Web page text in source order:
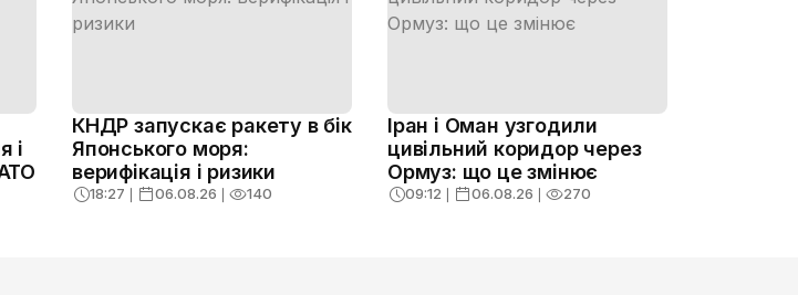
і
КНДР запускає ракету в бік
Японського моря:
верифікація і ризики
18:27 ❘ 06.08.26 ❘ 140
Іран і Оман узгодили
цивільний коридор через
Ормуз: що це змінює
09:12 ❘ 06.08.26 ❘ 270